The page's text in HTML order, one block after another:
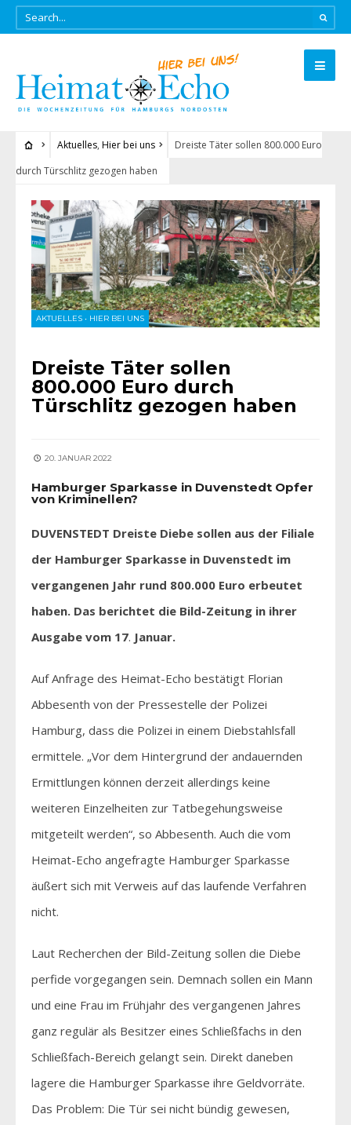
Aktuelles, Hier bei uns
Dreiste Täter sollen 800.000 Euro
durch Türschlitz gezogen haben
AKTUELLES • HIER BEI UNS
Dreiste Täter sollen
800.000 Euro durch
Türschlitz gezogen haben
20. JANUAR 2022
Hamburger Sparkasse in Duvenstedt Opfer
von Kriminellen?
DUVENSTEDT Dreiste Diebe sollen aus der Filiale
der Hamburger Sparkasse in Duvenstedt im
vergangenen Jahr rund 800.000 Euro erbeutet
haben. Das berichtet die Bild-Zeitung in ihrer
Ausgabe vom 17. Januar.
Auf Anfrage des Heimat-Echo bestätigt Florian
Abbesenth von der Pressestelle der Polizei
Hamburg, dass die Polizei in einem Diebstahlsfall
ermittele. „Vor dem Hintergrund der andauernden
Ermittlungen können derzeit allerdings keine
weiteren Einzelheiten zur Tatbegehungsweise
mitgeteilt werden“, so Abbesenth. Auch die vom
Heimat-Echo angefragte Hamburger Sparkasse
äußert sich mit Verweis auf das laufende Verfahren
nicht.
Laut Recherchen der Bild-Zeitung sollen die Diebe
perfide vorgegangen sein. Demnach sollen ein Mann
und eine Frau im Frühjahr des vergangenen Jahres
ganz regulär als Besitzer eines Schließfachs in den
Schließfach-Bereich gelangt sein. Direkt daneben
lagere die Hamburger Sparkasse ihre Geldvorräte.
Das Problem: Die Tür sei nicht bündig gewesen,